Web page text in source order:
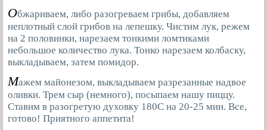
Обжариваем, либо разогреваем грибы, добавляем
неплотный слой грибов на лепешку. Чистим лук, режем
на 2 половинки, нарезаем тонкими ломтиками
небольшое количество лука. Тонко нарезаем колбаску,
выкладываем, затем помидор.
Мажем майонезом, выкладываем разрезанные надвое
оливки. Трем сыр (немного), посыпаем нашу пиццу.
Ставим в разогретую духовку 180С на 20-25 мин. Все,
готово! Приятного аппетита!